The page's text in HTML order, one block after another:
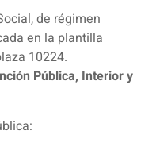
de régimen
en la plantilla
10224.
Pública, Interior y